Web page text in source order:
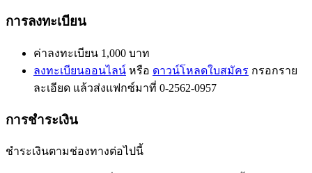
การลงทะเบียน
ค่าลงทะเบียน 1,000 บาท
ลงทะเบียนออนไลน ์ หรือ ดาวน์โหลดใบสมัคร กรอกราย
ละเอียด แล้วส่งแฟกซ์มาที่ 0-2562-0957
การชำระเงิน
ชำระเงินตามช่องทางต่อไปนี้